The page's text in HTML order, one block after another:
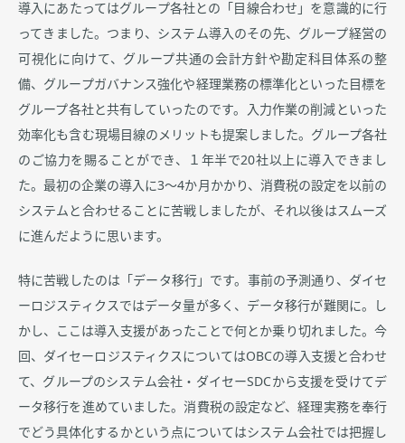
導入にあたってはグループ各社との「目線合わせ」を意識的に行
ってきました。つまり、システム導入のその先、グループ経営の
可視化に向けて、グループ共通の会計方針や勘定科目体系の整
備、グループガバナンス強化や経理業務の標準化といった目標を
グループ各社と共有していったのです。入力作業の削減といった
効率化も含む現場目線のメリットも提案しました。グループ各社
のご協力を賜ることができ、１年半で20社以上に導入できまし
た。最初の企業の導入に3～4か月かかり、消費税の設定を以前の
システムと合わせることに苦戦しましたが、それ以後はスムーズ
に進んだように思います。
特に苦戦したのは「データ移行」です。事前の予測通り、ダイセ
ーロジスティクスではデータ量が多く、データ移行が難関に。し
かし、ここは導入支援があったことで何とか乗り切れました。今
回、ダイセーロジスティクスについてはOBCの導入支援と合わせ
て、グループのシステム会社・ダイセーSDCから支援を受けてデ
ータ移行を進めていました。消費税の設定など、経理実務を奉行
でどう具体化するかという点についてはシステム会社では把握し